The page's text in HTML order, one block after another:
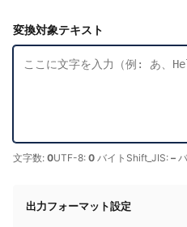
変換対象テキスト
文字数: 0UTF-8: 0 バイト Shift_JIS: –
出力フォーマット設定